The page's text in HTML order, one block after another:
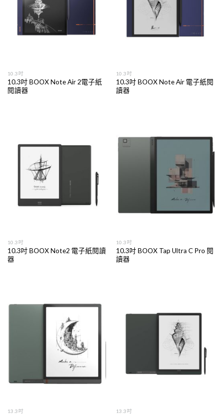
10.3吋
10.3吋 BOOX Note Air 2電子紙
閱讀器
10.3吋
10.3吋 BOOX Note Air 電子紙閱
讀器
10.3吋
10.3吋 BOOX Note2 電子紙閱讀
器
10.3吋
10.3吋 BOOX Tap Ultra C Pro 閱
讀器
13.3吋 13.3吋